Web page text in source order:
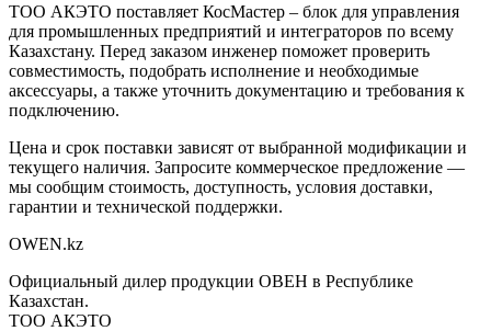
ТОО АКЭТО поставляет КосМастер – блок для управления
для промышленных предприятий и интеграторов по всему
Казахстану. Перед заказом инженер поможет проверить
совместимость, подобрать исполнение и необходимые
аксессуары, а также уточнить документацию и требования к
подключению.
Цена и срок поставки зависят от выбранной модификации и
текущего наличия. Запросите коммерческое предложение —
мы сообщим стоимость, доступность, условия доставки,
гарантии и технической поддержки.
OWEN.kz
Официальный дилер продукции ОВЕН в Республике
Казахстан.
ТОО АКЭТО